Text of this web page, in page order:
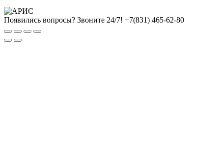
Появились вопросы? Звоните 24/7! +7(831) 465-62-80